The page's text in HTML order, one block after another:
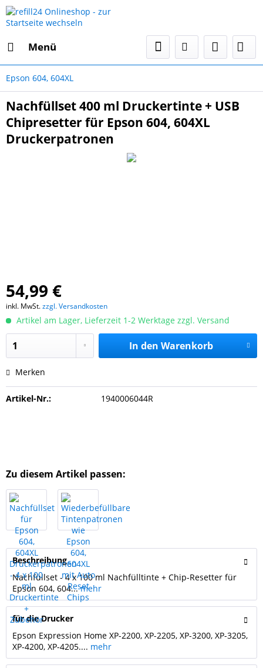
Menü
Epson 604, 604XL
Nachfüllset 400 ml Druckertinte + USB
Chipresetter für Epson 604, 604XL
Druckerpatronen
54,99 €
inkl. MwSt.zzgl. Versandkosten
Artikel am Lager, Lieferzeit 1-2 Werktage zzgl. Versand
In den Warenkorb
Merken
Artikel-Nr.: 1940006044R
Zu diesem Artikel passen:
Beschreibung
Nachfüllset - 4 x 100 ml Nachfülltinte + Chip-Resetter für
Epson 604, 604...mehr
für die Drucker
Epson Expression Home XP-2200, XP-2205, XP-3200, XP-3205,
XP-4200, XP-4205.... mehr